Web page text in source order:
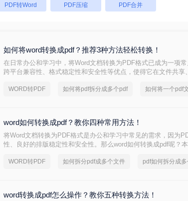
PDF转Word PDF压缩 PDF合并
如何将word转换成pdf？推荐3种方法轻松转换！
在日常办公和学习中，将Word文档转换为PDF格式已成为一项
跨平台兼容性、格式稳定性和安全性等优点，使得它在文件共享
WORD转PDF 如何将pdf拆分成多个pdf
word如何转换成pdf？教你四种常用方法！
将Word文档转换为PDF格式是办公和学习中常见的需求，因为
性、良好的排版稳定性和安全性。那么word如何转换成pdf呢？
WORD转PDF 如何拆分pdf成多个文件 pdf如何拆分成
word转换成pdf怎么操作？教你五种转换方法！